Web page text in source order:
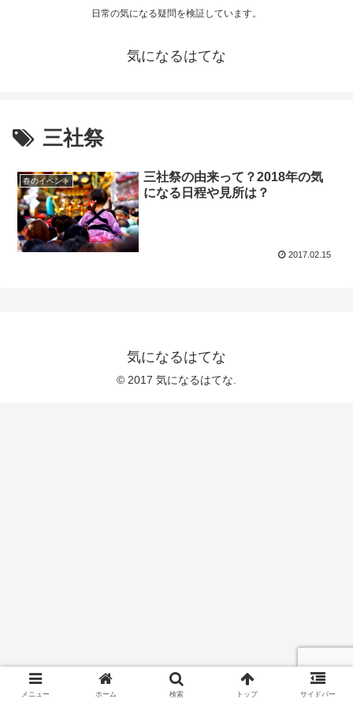
日常の気になる疑問を検証しています。
気になるはてな
三社祭
春のイベント
三社祭の由来って？2018年の気
になる日程や見所は？
2017.02.15
気になるはてな
© 2017 気になるはてな.
メニュー ホーム 検索 トップ サイドバー